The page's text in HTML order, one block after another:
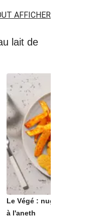
AFFICHER
lait de
Le Végé : nuggets veggies
à l'aneth